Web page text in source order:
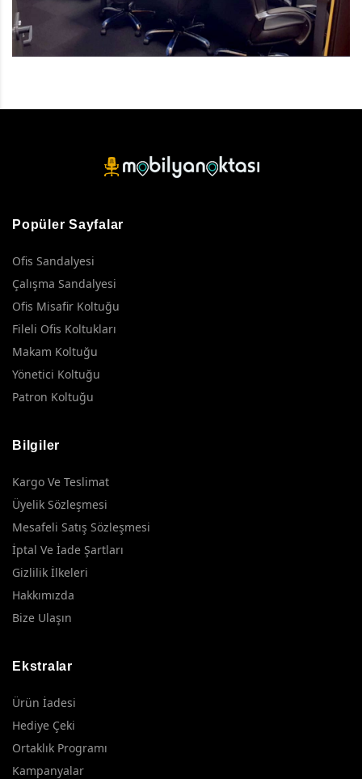
Popüler Sayfalar
Ofis Sandalyesi
Çalışma Sandalyesi
Ofis Misafir Koltuğu
Fileli Ofis Koltukları
Makam Koltuğu
Yönetici Koltuğu
Patron Koltuğu
Bilgiler
Kargo Ve Teslimat
Üyelik Sözleşmesi
Mesafeli Satış Sözleşmesi
İptal Ve İade Şartları
Gizlilik İlkeleri
Hakkımızda
Bize Ulaşın
Ekstralar
Ürün İadesi
Hediye Çeki
Ortaklık Programı
Kampanyalar